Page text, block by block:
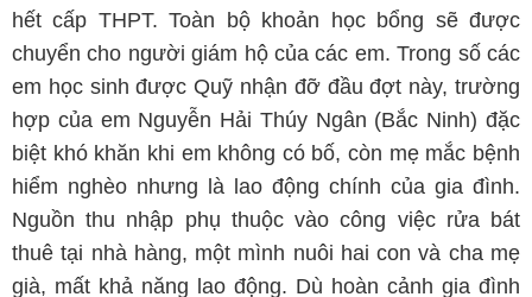
hết cấp THPT. Toàn bộ khoản học bổng sẽ được
chuyển cho người giám hộ của các em. Trong số các
em học sinh được Quỹ nhận đỡ đầu đợt này, trường
hợp của em Nguyễn Hải Thúy Ngân (Bắc Ninh) đặc
biệt khó khăn khi em không có bố, còn mẹ mắc bệnh
hiểm nghèo nhưng là lao động chính của gia đình.
Nguồn thu nhập phụ thuộc vào công việc rửa bát
thuê tại nhà hàng, một mình nuôi hai con và cha mẹ
già, mất khả năng lao động. Dù hoàn cảnh gia đình